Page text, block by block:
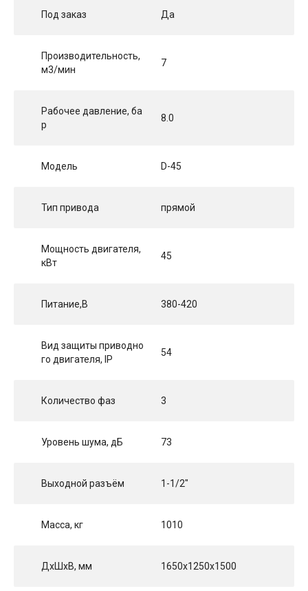
Под заказ Да
Производительность,
м3/мин
7
Рабочее давление, ба
р
8.0
Модель D-45
Тип привода прямой
Мощность двигателя,
кВт
45
Питание,В 380-420
Вид защиты приводно
го двигателя, IP
54
Количество фаз 3
Уровень шума, дБ 73
Выходной разъём 1-1/2"
Масса, кг 1010
ДхШхВ, мм 1650x1250x1500